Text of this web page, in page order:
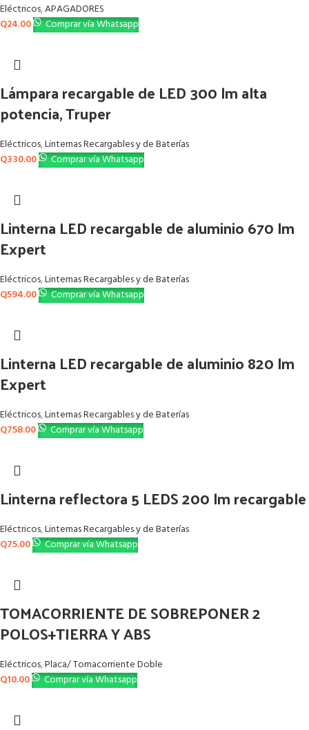
Eléctricos,APAGADORES
Q24.00 Comprar vía Whatsapp
Lámpara recargable de LED 300 lm alta
potencia, Truper
Eléctricos,Linternas Recargables y de Baterías
Q330.00 Comprar vía Whatsapp
Linterna LED recargable de aluminio 670 lm
Expert
Eléctricos,Linternas Recargables y de Baterías
Q594.00 Comprar vía Whatsapp
Linterna LED recargable de aluminio 820 lm
Expert
Eléctricos,Linternas Recargables y de Baterías
Q758.00 Comprar vía Whatsapp
Linterna reflectora 5 LEDS 200 lm recargable
Eléctricos,Linternas Recargables y de Baterías
Q75.00 Comprar vía Whatsapp
TOMACORRIENTE DE SOBREPONER 2
POLOS+TIERRA Y ABS
Eléctricos,Placa/ Tomacorriente Doble
Q10.00 Comprar vía Whatsapp